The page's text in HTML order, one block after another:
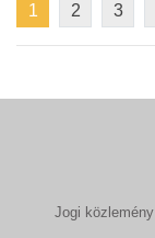
1 2 3
Jogi közlemény